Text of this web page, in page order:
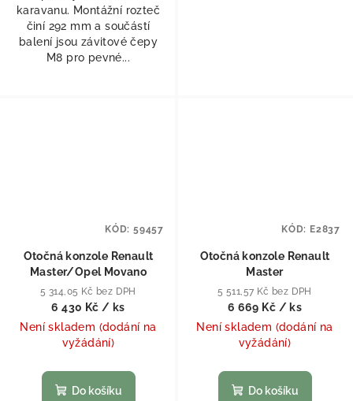
karavanu. Montážní rozteč
činí 292 mm a součástí
balení jsou závitové čepy
M8 pro pevné...
Otočná konzole Renault
Master/Opel Movano
5 314,05 Kč bez DPH
6 430 Kč / ks
Není skladem (dodání na
vyžádání)
Do košíku
KÓD: 59457
Otočná konzole Renault
Master
5 511,57 Kč bez DPH
6 669 Kč / ks
Není skladem (dodání na
vyžádání)
Do košíku
KÓD: E2837